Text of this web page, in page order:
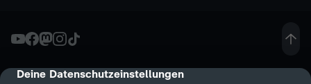
cmp-dialog-description
Deine Datenschutzeinstellungen
e
s